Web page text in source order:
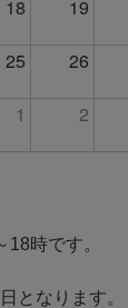
時です。
となります。